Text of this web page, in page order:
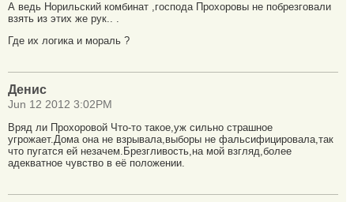
А ведь Норильский комбинат ,господа Прохоровы не побрезговали
взять из этих же рук.. .
Где их логика и мораль ?
Денис
Jun 12 2012 3:02PM
Вряд ли Прохоровой Что-то такое,уж сильно страшное
угрожает.Дома она не взрывала,выборы не фальсифицировала,так
что пугатся ей незачем.Брезгливость,на мой взгляд,более
адекватное чувство в её положении.